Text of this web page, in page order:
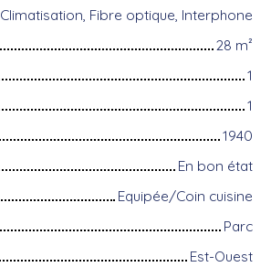
Climatisation, Fibre optique, Interphone
28 m²
1
1
1940
En bon état
Equipée/Coin cuisine
Parc
Est-Ouest